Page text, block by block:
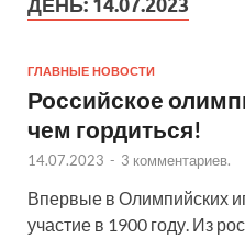
ДЕНЬ: 14.07.2023
ГЛАВНЫЕ НОВОСТИ
Российское
чем гордиться!
14.07.2023 - 3 комментариев.
Впервые в Олимпийских
участие в 1900 году. Из